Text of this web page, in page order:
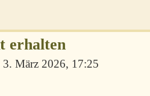
erhalten
3. März 2026, 17:25